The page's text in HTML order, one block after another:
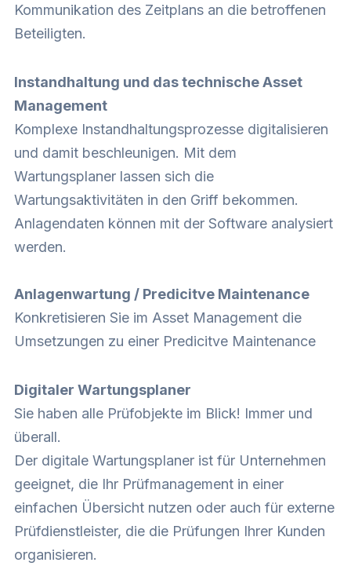
Kommunikation des Zeitplans an die betroffenen
Beteiligten.
Instandhaltung und das technische Asset
Management
Komplexe Instandhaltungsprozesse digitalisieren
und damit beschleunigen. Mit dem
Wartungsplaner lassen sich die
Wartungsaktivitäten in den Griff bekommen.
Anlagendaten können mit der Software analysiert
werden.
Anlagenwartung / Predicitve Maintenance
Konkretisieren Sie im Asset Management die
Umsetzungen zu einer Predicitve Maintenance
Digitaler Wartungsplaner
Sie haben alle Prüfobjekte im Blick! Immer und
überall.
Der digitale Wartungsplaner ist für Unternehmen
geeignet, die Ihr Prüfmanagement in einer
einfachen Übersicht nutzen oder auch für externe
Prüfdienstleister, die die Prüfungen Ihrer Kunden
organisieren.